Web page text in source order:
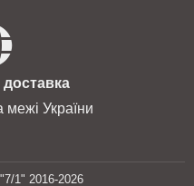
межі України
1" 2016-2026